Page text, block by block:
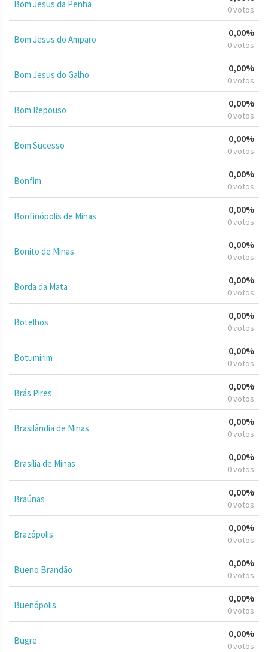
Bom Jesus da Penha 0 votos
Bom Jesus do Amparo
0,00%
0 votos
Bom Jesus do Galho
0,00%
0 votos
Bom Repouso
0,00%
0 votos
Bom Sucesso
0,00%
0 votos
Bonfim
0,00%
0 votos
Bonfinópolis de Minas
0,00%
0 votos
Bonito de Minas
0,00%
0 votos
Borda da Mata
0,00%
0 votos
Botelhos
0,00%
0 votos
Botumirim
0,00%
0 votos
Brás Pires
0,00%
0 votos
Brasilândia de Minas
0,00%
0 votos
Brasília de Minas
0,00%
0 votos
Braúnas
0,00%
0 votos
Brazópolis
0,00%
0 votos
Bueno Brandão
0,00%
0 votos
Buenópolis
0,00%
0 votos
Bugre
0,00%
0 votos